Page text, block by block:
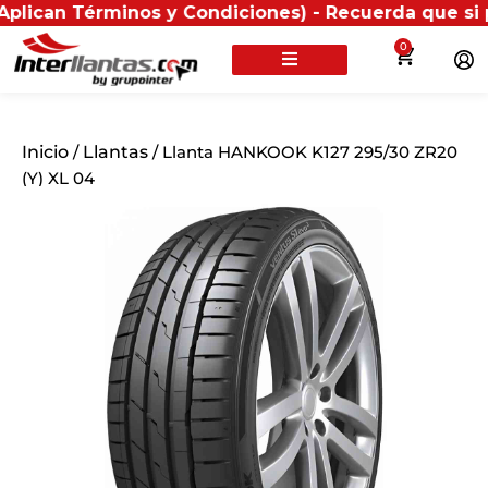
y Condiciones) - Recuerda que si
0
Inicio / Llantas / Llanta HANKOOK K127 295/30 ZR20
(Y) XL 04